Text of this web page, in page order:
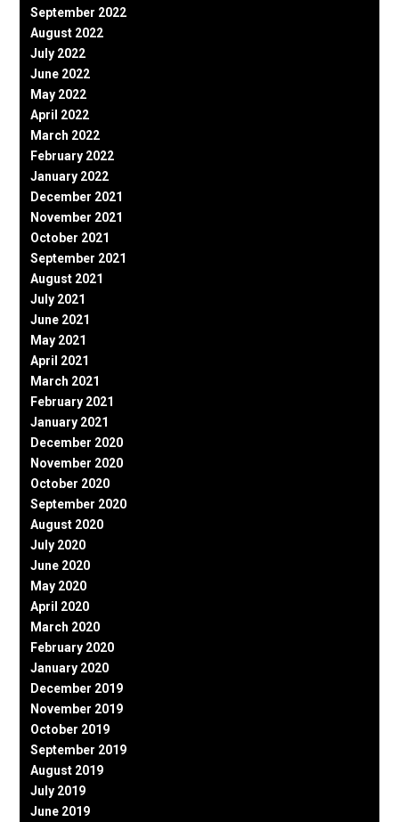
September 2022
August 2022
July 2022
June 2022
May 2022
April 2022
March 2022
February 2022
January 2022
December 2021
November 2021
October 2021
September 2021
August 2021
July 2021
June 2021
May 2021
April 2021
March 2021
February 2021
January 2021
December 2020
November 2020
October 2020
September 2020
August 2020
July 2020
June 2020
May 2020
April 2020
March 2020
February 2020
January 2020
December 2019
November 2019
October 2019
September 2019
August 2019
July 2019
June 2019